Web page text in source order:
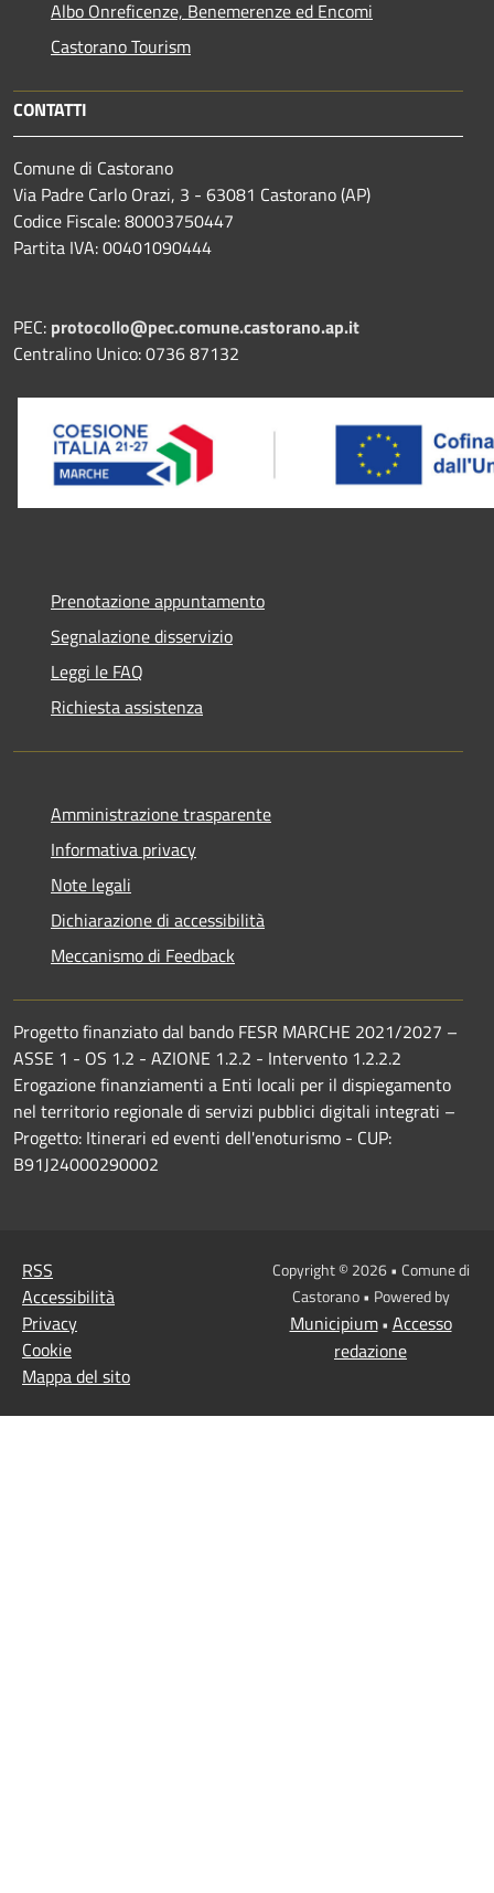
Albo Onreficenze, Benemerenze ed Encomi
Castorano Tourism
CONTATTI
Comune di Castorano
Via Padre Carlo Orazi, 3 - 63081 Castorano (AP)
Codice Fiscale: 80003750447
Partita IVA: 00401090444
PEC: protocollo@pec.comune.castorano.ap.it
Centralino Unico: 0736 87132
Prenotazione appuntamento
Segnalazione disservizio
Leggi le FAQ
Richiesta assistenza
Amministrazione trasparente
Informativa privacy
Note legali
Dichiarazione di accessibilità
Meccanismo di Feedback
Progetto finanziato dal bando FESR MARCHE 2021/2027 –
ASSE 1 - OS 1.2 - AZIONE 1.2.2 - Intervento 1.2.2.2
Erogazione finanziamenti a Enti locali per il dispiegamento
nel territorio regionale di servizi pubblici digitali integrati –
Progetto: Itinerari ed eventi dell'enoturismo - CUP:
B91J24000290002
RSS
Accessibilità
Privacy
Cookie
Mappa del sito
Copyright © 2026 • Comune di
Castorano • Powered by
Municipium• Accesso
redazione